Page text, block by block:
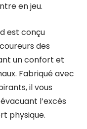
en jeu.
est conçu
des
un confort et
Fabriqué avec
il vous
l’excès
physique.